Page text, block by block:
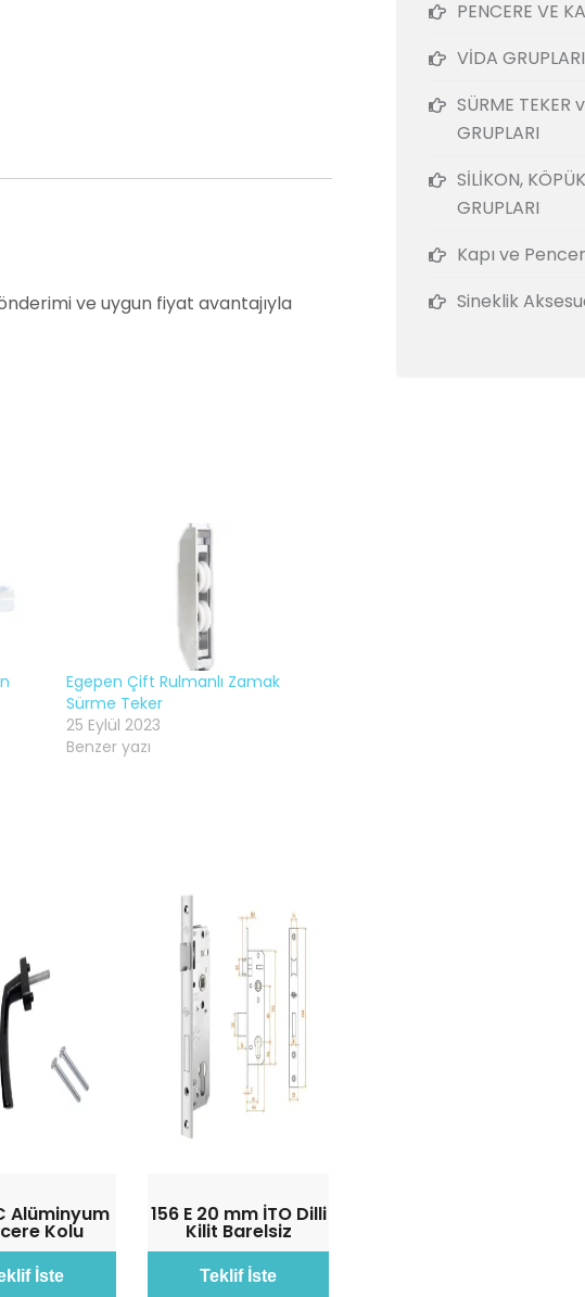
ve uygun fiyat avantajıyla
Egepen Çift Rulmanlı Zamak
Sürme Teker
25 Eylül 2023
Benzer yazı
Alüminyum
Kolu
İste
156 E 20 mm İTO Dilli
Kilit Barelsiz
Teklif İste
PENCERE VE
VİDA GRUPLARI
SÜRME TEKER
GRUPLARI
SİLİKON,
GRUPLARI
Kapı ve
Sineklik